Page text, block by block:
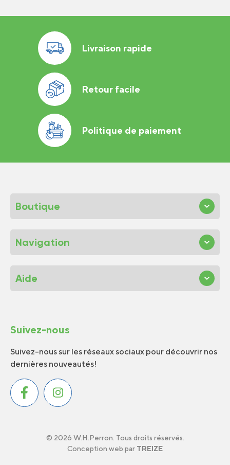
15,19$
Livraison rapide
Retour facile
Politique de paiement
Boutique
Navigation
Aide
Suivez-nous
Suivez-nous sur les réseaux sociaux pour découvrir nos
dernières nouveautés!
© 2026 W.H.Perron. Tous droits réservés.
Conception web par TREIZE